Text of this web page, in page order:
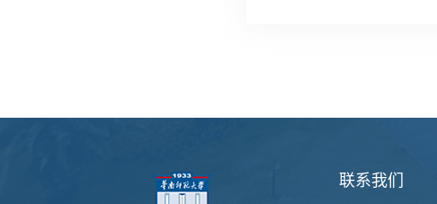
联系我们